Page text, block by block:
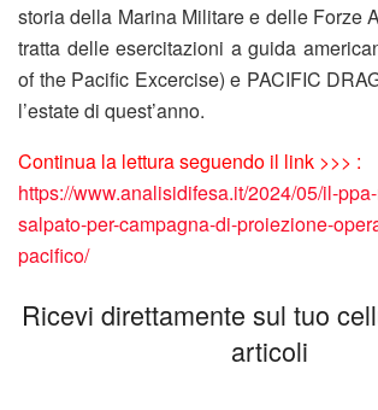
storia della Marina Militare e delle Forze
tratta delle esercitazioni a guida
of the Pacific Excercise) e PACIFIC
l’estate di quest’anno.
Continua la lettura seguendo il link >>> :
https://www.analisidifesa.it/2024/05/il-
salpato-per-campagna-di-proiezione-
pacifico/
Ricevi direttamente sul tuo
articoli